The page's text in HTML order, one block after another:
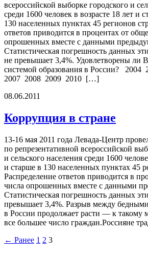
всероссийской выборке городского и
среди 1600 человек в возрасте 18 лет и
130 населенных пунктах 45 регионов
ответов приводится в процентах от
опрошенных вместе с данными
Статистическая погрешность данных
не превышает 3,4%. Удовлетворены ли
системой образования в России? 2004
2007 2008 2009 2010 […]
08.06.2011
Коррупция в стране
13-16 мая 2011 года Левада-Центр
по репрезентативной всероссийской
и сельского населения среди 1600
и старше в 130 населенных пунктах 45
Распределение ответов приводится в
числа опрошенных вместе с данными
Статистическая погрешность данных
превышает 3,4%. Разрыв между
в России продолжает расти — к такому
все большее число граждан.Россияне
← Ранее 1 2 3